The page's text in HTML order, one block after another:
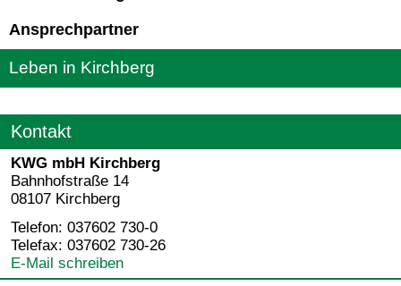
Ansprechpartner
Leben in Kirchberg
Kontakt
KWG mbH Kirchberg
Bahnhofstraße 14
08107 Kirchberg
Telefon: 037602 730-0
Telefax: 037602 730-26
E-Mail schreiben